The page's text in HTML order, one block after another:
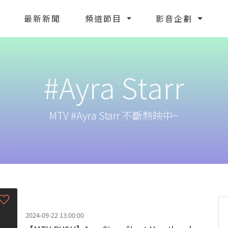
最新新聞 頻道節目 影音企劃
#Ayra Starr
MTV #Ayra Starr 不斷熱映中~
2024-09-22 13:00:00